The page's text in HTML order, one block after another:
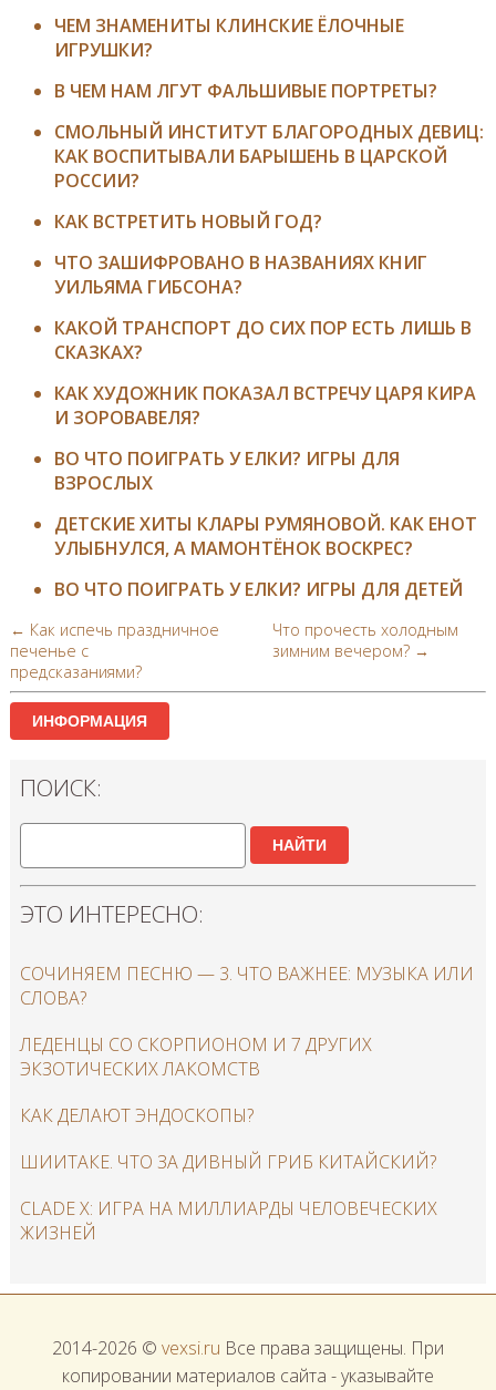
ЧЕМ ЗНАМЕНИТЫ КЛИНСКИЕ ЁЛОЧНЫЕ
ИГРУШКИ?
​В ЧЕМ НАМ ЛГУТ ФАЛЬШИВЫЕ ПОРТРЕТЫ?
СМОЛЬНЫЙ ИНСТИТУТ БЛАГОРОДНЫХ ДЕВИЦ:
КАК ВОСПИТЫВАЛИ БАРЫШЕНЬ В ЦАРСКОЙ
РОССИИ?
КАК ВСТРЕТИТЬ НОВЫЙ ГОД?
ЧТО ЗАШИФРОВАНО В НАЗВАНИЯХ КНИГ
УИЛЬЯМА ГИБСОНА?
КАКОЙ ТРАНСПОРТ ДО СИХ ПОР ЕСТЬ ЛИШЬ В
СКАЗКАХ?
КАК ХУДОЖНИК ПОКАЗАЛ ВСТРЕЧУ ЦАРЯ КИРА
И ЗОРОВАВЕЛЯ?
ВО ЧТО ПОИГРАТЬ У ЕЛКИ? ИГРЫ ДЛЯ
ВЗРОСЛЫХ
ДЕТСКИЕ ХИТЫ КЛАРЫ РУМЯНОВОЙ. КАК ЕНОТ
УЛЫБНУЛСЯ, А МАМОНТЁНОК ВОСКРЕС?
ВО ЧТО ПОИГРАТЬ У ЕЛКИ? ИГРЫ ДЛЯ ДЕТЕЙ
← Как испечь праздничное
печенье с
предсказаниями?
Что прочесть холодным
зимним вечером? →
ИНФОРМАЦИЯ
ПОИСК:
НАЙТИ
ЭТО ИНТЕРЕСНО:
СОЧИНЯЕМ ПЕСНЮ — 3. ЧТО ВАЖНЕЕ: МУЗЫКА ИЛИ
СЛОВА?
ЛЕДЕНЦЫ СО СКОРПИОНОМ И 7 ДРУГИХ
ЭКЗОТИЧЕСКИХ ЛАКОМСТВ
КАК ДЕЛАЮТ ЭНДОСКОПЫ?
ШИИТАКЕ. ЧТО ЗА ДИВНЫЙ ГРИБ КИТАЙСКИЙ?
CLADE X: ИГРА НА МИЛЛИАРДЫ ЧЕЛОВЕЧЕСКИХ
ЖИЗНЕЙ
2014-2026 © vexsi.ru Все права защищены. При
копировании материалов сайта - указывайте